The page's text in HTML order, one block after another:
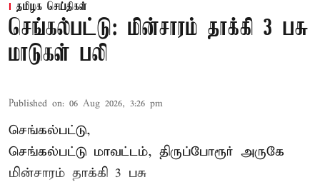
தமிழக செய்திகள்
செங்கல்பட்டு: மின்சாரம் தாக்கி 3 பசு
மாடுகள் பலி
Published on: 06 Aug 2026, 3:26 pm
செங்கல்பட்டு,
செங்கல்பட்டு மாவட்டம், திருப்போரூர் அருகே
மின்சாரம் தாக்கி 3 பசு